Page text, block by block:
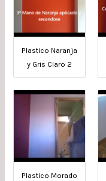
Plastico Naranja
y Gris Claro 2
Plastico Morado